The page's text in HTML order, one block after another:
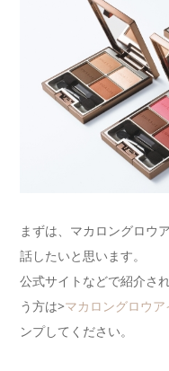
まずは、マカロングロウ
話したいと思います。
公式サイトなどで紹介さ
う方は>マカロングロウ
ンプしてください。